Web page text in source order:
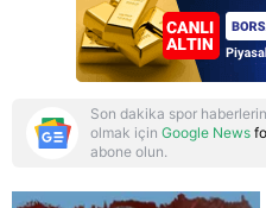
Son dakika spor
olmak için Google News
abone olun.